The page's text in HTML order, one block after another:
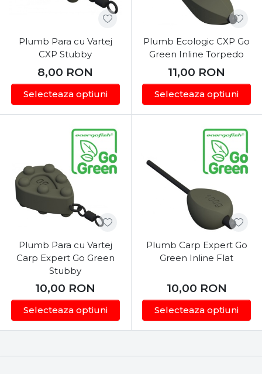
Alegerea locului:Identifică structurile
crapul se hrănește în siguranță.
și momeli echilibrate.
Pescuit responsabil:
Protejează peștele
utilizând saltele de primire și mincioguri
Plumb Para cu Vartej
CXP Stubby
8,00 RON
Selecteaza optiuni
Plumb Ecologic CXP Go
Green Inline Torpedo
11,00 RON
Selecteaza optiuni
Plumb Para cu Vartej
Carp Expert Go Green
Stubby
10,00 RON
Selecteaza optiuni
Plumb Carp Expert Go
Green Inline Flat
10,00 RON
Selecteaza optiuni